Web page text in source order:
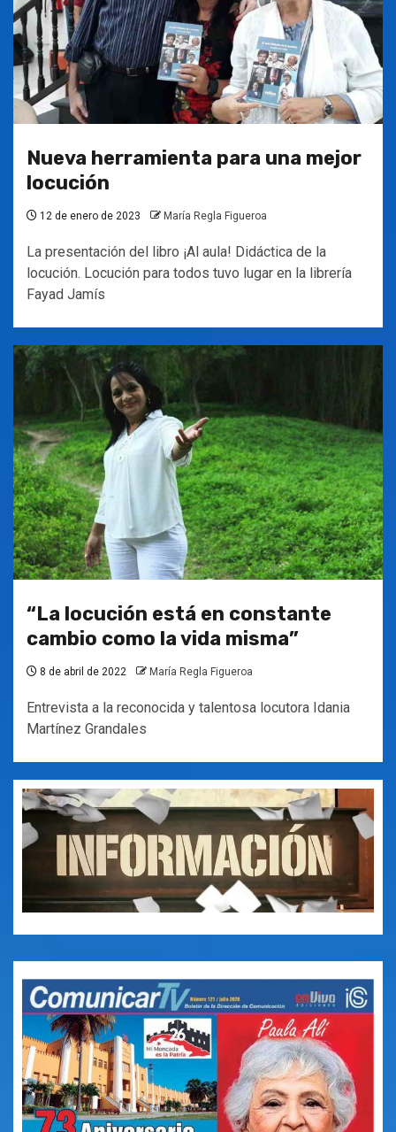
Nueva herramienta para una mejor
locución
12 de enero de 2023 María Regla Figueroa
La presentación del libro ¡Al aula! Didáctica de la
locución. Locución para todos tuvo lugar en la librería
Fayad Jamís
“La locución está en constante
cambio como la vida misma”
8 de abril de 2022 María Regla Figueroa
Entrevista a la reconocida y talentosa locutora Idania
Martínez Grandales